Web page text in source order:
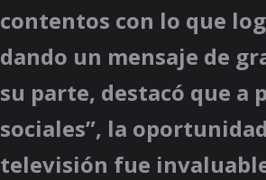
contentos con lo que
dando un mensaje de
su parte, destacó que a
sociales”, la
televisión fue